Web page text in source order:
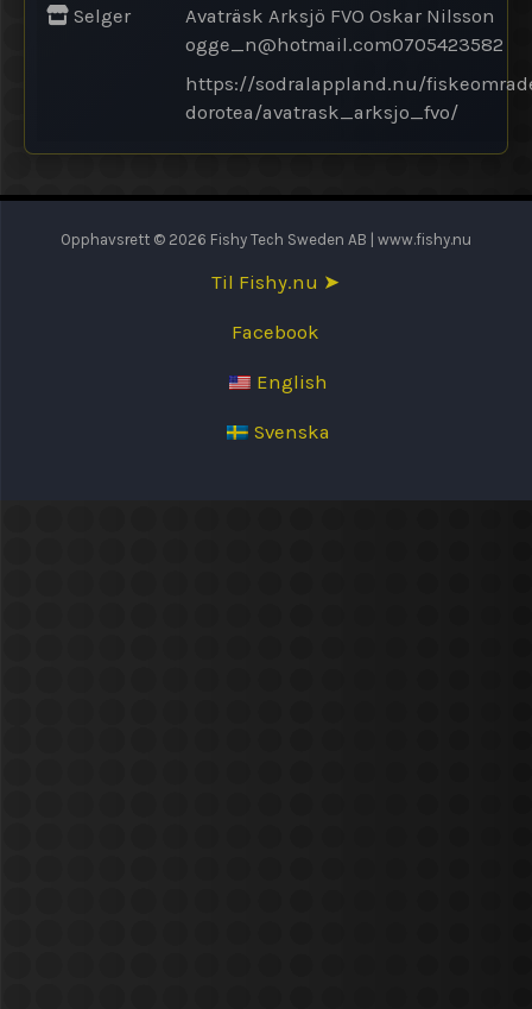
Selger
Avaträsk Arksjö FVO Oskar Nilsson
ogge_n@hotmail.com0705423582
https://sodralappland.nu/
dorotea/avatrask_arksjo_fvo/
Opphavsrett © 2026 Fishy Tech Sweden AB | www.fishy.nu
Til Fishy.nu ➤
Facebook
English
Svenska